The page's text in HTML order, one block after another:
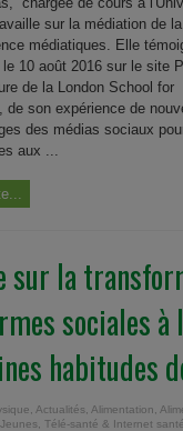
sur la médiation de
médiatiques. Elle
le 10 août 2016 sur le site
de la London School for
de son expérience de
des médias sociaux
aux ...
sur la
sociales à
habitudes
Actualités Alimentation
Jeunes Télé-santé & Internet santé